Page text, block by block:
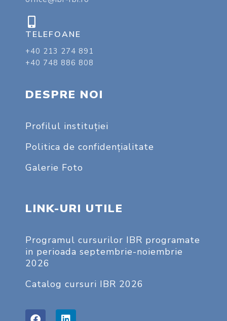
TELEFOANE
+40 213 274 891
+40 748 886 808
DESPRE NOI
Profilul instituţiei
Politica de confidențialitate
Galerie Foto
LINK-URI UTILE
Programul cursurilor IBR programate
in perioada septembrie-noiembrie
2026
Catalog cursuri IBR 2026